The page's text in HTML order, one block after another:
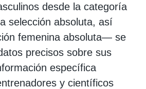
desde la categoría
selección absoluta, así
femenina absoluta— se
precisos sobre sus
específica
y científicos